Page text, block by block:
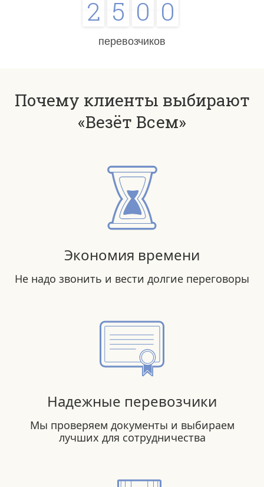
2 5 0 0
перевозчиков
Почему клиенты выбирают
«Везёт Всем»
Экономия времени
Не надо звонить и вести долгие переговоры
Надежные перевозчики
Мы проверяем документы и выбираем
лучших для сотрудничества